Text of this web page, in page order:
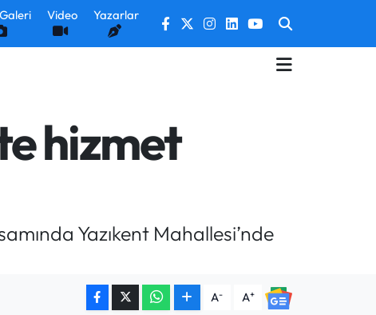
Video Yazarlar
hizmet
Yazıkent Mahallesi’nde
A- A+